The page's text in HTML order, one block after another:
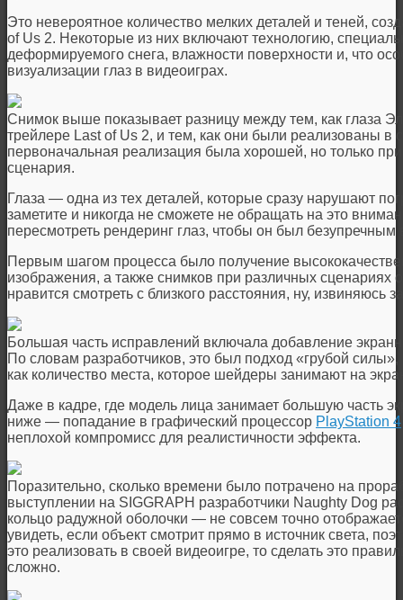
Это невероятное количество мелких деталей и теней,
of Us 2. Некоторые из них включают технологию,
деформируемого снега, влажности поверхности и, что
визуализации глаз в видеоиграх.
Снимок выше показывает разницу между тем, как глаза
трейлере Last of Us 2, и тем, как они были реализованы в
первоначальная реализация была хорошей, но только
сценария.
Глаза — одна из тех деталей, которые сразу нарушают
заметите и никогда не сможете не обращать на это
пересмотреть рендеринг глаз, чтобы он был безупречным
Первым шагом процесса было получение
изображения, а также снимков при различных сценариях
нравится смотреть с близкого расстояния, ну, извиняюсь
Большая часть исправлений включала добавление
По словам разработчиков, это был подход «грубой
как количество места, которое шейдеры занимают на
Даже в кадре, где модель лица занимает большую часть
ниже — попадание в графический процессор PlayStation 4
неплохой компромисс для реалистичности эффекта.
Поразительно, сколько времени было потрачено на
выступлении на SIGGRAPH разработчики Naughty Dog
кольцо радужной оболочки — не совсем точно
увидеть, если объект смотрит прямо в источник света,
это реализовать в своей видеоигре, то сделать это
сложно.